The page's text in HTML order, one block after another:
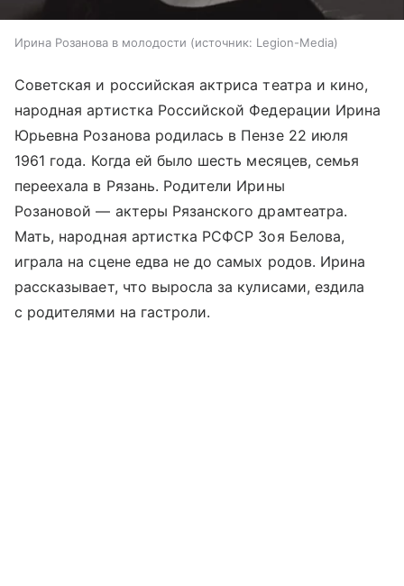
Ирина Розанова в молодости источник: Legion-Media
Советская и российская актриса театра и кино,
народная артистка Российской Федерации Ирина
Юрьевна Розанова родилась в Пензе 22 июля
1961 года. Когда ей было шесть месяцев, семья
переехала в Рязань. Родители Ирины
Розановой — актеры Рязанского драмтеатра.
Мать, народная артистка РСФСР Зоя Белова,
играла на сцене едва не до самых родов. Ирина
рассказывает, что выросла за кулисами, ездила
с родителями на гастроли.